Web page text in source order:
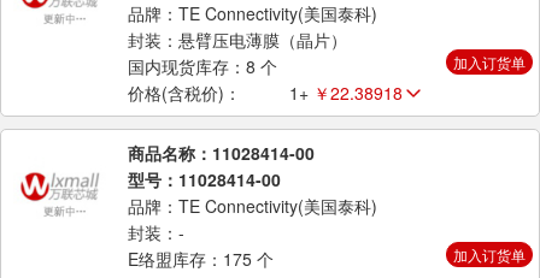
品牌：TE Connectivity(美国泰科)
封装：悬臂压电薄膜（晶片）
国内现货库存：8 个
价格(含税价)：
1+ ￥22.38918
加入订货单
商品名称：11028414-00
型号：11028414-00
品牌：TE Connectivity(美国泰科)
封装：-
E络盟库存：175 个
加入订货单